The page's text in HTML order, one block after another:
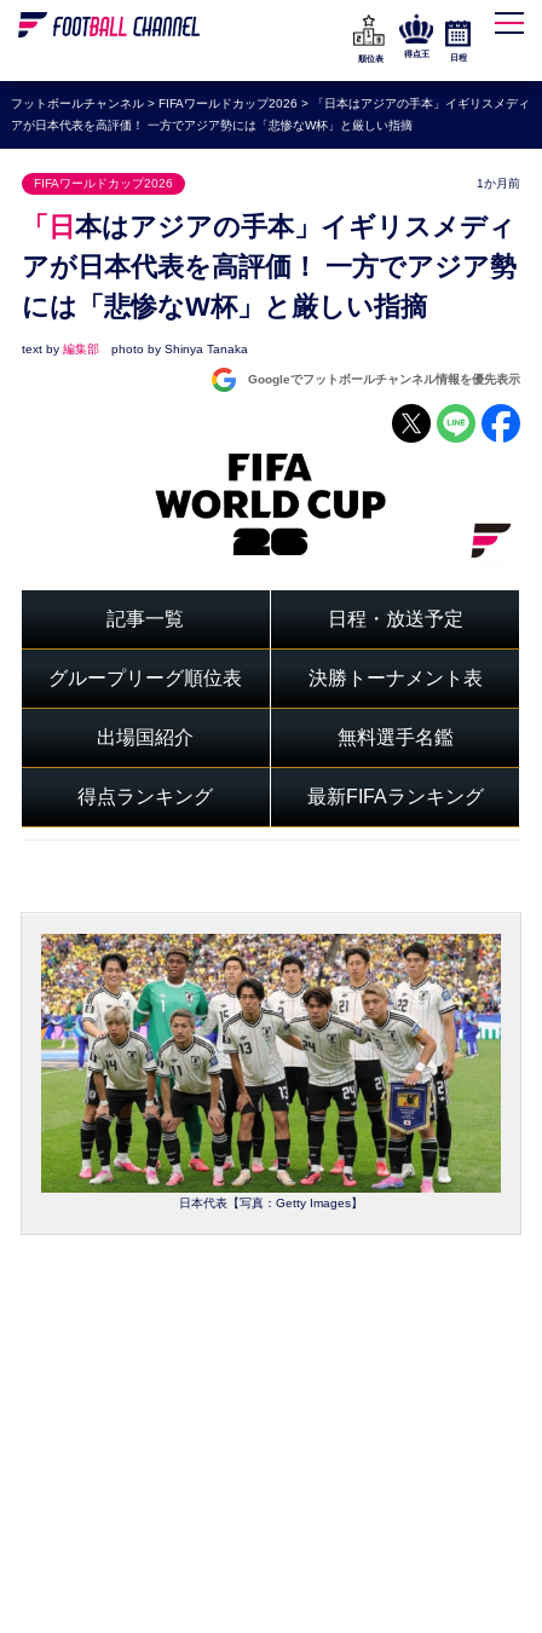
WEリーグ
海外サッカー
プレミアリーグ
ラ・リーガ
セリエA
ブンデスリーガ
UEFA
ナショナルチーム
順位表
得点王 日程
フットボールチャンネル> FIFAワールドカップ2026 >
「日本はアジアの手本」イギリスメディ
アが日本代表を高評価！ 一方でアジア勢には「悲惨なW杯」と厳しい指摘
FIFAワールドカップ2026 1か月前
「日本はアジアの手本」イギリスメディ
アが日本代表を高評価！ 一方でアジア勢
には「悲惨なW杯」と厳しい指摘
text by 編集部 photo by Shinya Tanaka
Googleでフットボールチャンネル情報を優先表示
記事一覧 日程・放送予定
グループリーグ順位表 決勝トーナメント表
出場国紹介 無料選手名鑑
得点ランキング 最新FIFAランキング
日本代表【写真：Getty Images】